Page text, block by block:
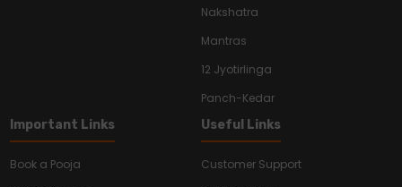
Nakshatra
Mantras
12 Jyotirlinga
Panch-Kedar
Important Links
Book a Pooja
Useful Links
Customer Support